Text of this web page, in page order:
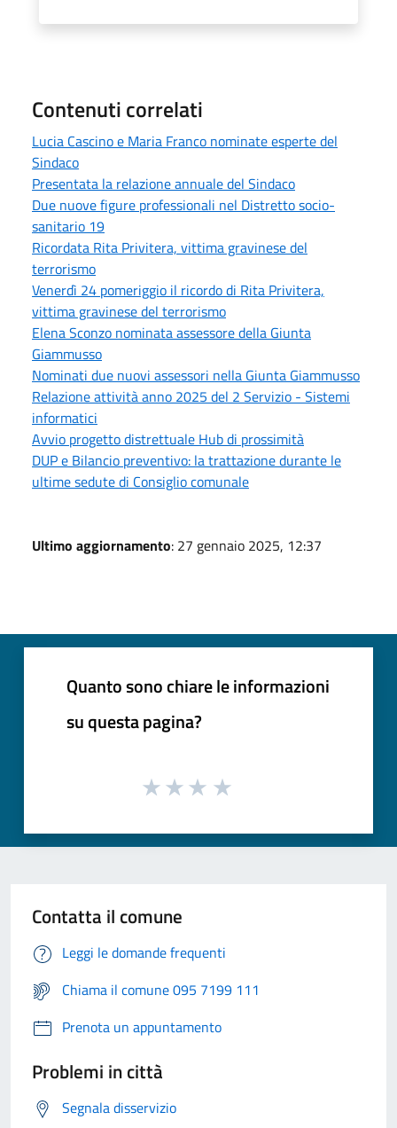
Contenuti correlati
Lucia Cascino e Maria Franco nominate esperte del
Sindaco
Presentata la relazione annuale del Sindaco
Due nuove figure professionali nel Distretto socio-
sanitario 19
Ricordata Rita Privitera, vittima gravinese del
terrorismo
Venerdì 24 pomeriggio il ricordo di Rita Privitera,
vittima gravinese del terrorismo
Elena Sconzo nominata assessore della Giunta
Giammusso
Nominati due nuovi assessori nella Giunta Giammusso
Relazione attività anno 2025 del 2 Servizio - Sistemi
informatici
Avvio progetto distrettuale Hub di prossimità
DUP e Bilancio preventivo: la trattazione durante le
ultime sedute di Consiglio comunale
Ultimo aggiornamento: 27 gennaio 2025, 12:37
Quanto sono chiare le informazioni
su questa pagina?
Contatta il comune
Leggi le domande frequenti
Chiama il comune 095 7199 111
Prenota un appuntamento
Problemi in città
Segnala disservizio